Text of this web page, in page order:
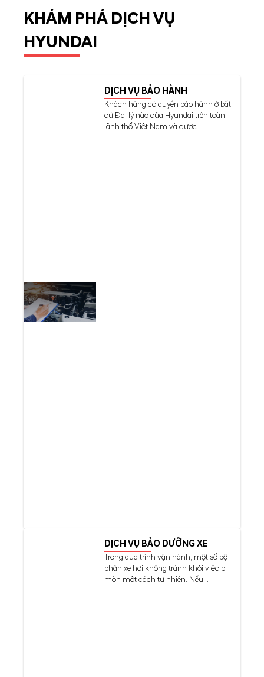
KHÁM PHÁ DỊCH VỤ
HYUNDAI
DỊCH VỤ BẢO HÀNH
Khách hàng có quyền bảo hành ở bất
cứ Đại lý nào của Hyundai trên toàn
lãnh thổ Việt Nam và được...
DỊCH VỤ BẢO DƯỠNG XE
Trong quá trình vận hành, một số bộ
phận xe hơi không tránh khỏi việc bị
mòn một cách tự nhiên. Nếu...